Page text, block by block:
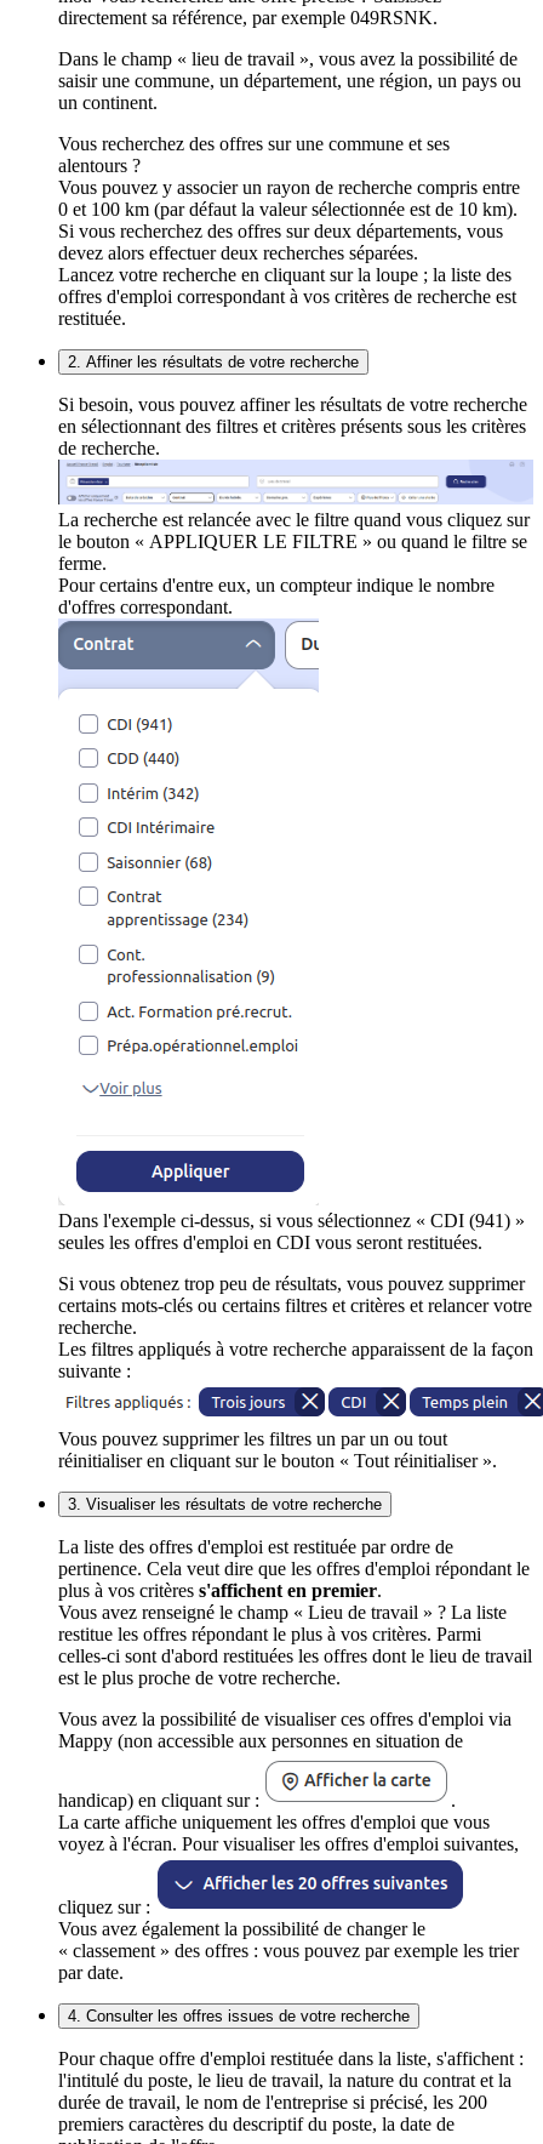
directement sa référence, par exemple 049RSNK.
Dans le champ « lieu de travail », vous avez la possibilité de
saisir une commune, un département, une région, un pays ou
un continent.
Vous recherchez des offres sur une commune et ses
alentours ?
Vous pouvez y associer un rayon de recherche compris entre
0 et 100 km (par défaut la valeur sélectionnée est de 10 km).
Si vous recherchez des offres sur deux départements, vous
devez alors effectuer deux recherches séparées.
Lancez votre recherche en cliquant sur la loupe ; la liste des
offres d'emploi correspondant à vos critères de recherche est
restituée.
2. Affiner les résultats de votre recherche
Si besoin, vous pouvez affiner les résultats de votre recherche
en sélectionnant des filtres et critères présents sous les critères
de recherche.
La recherche est relancée avec le filtre quand vous cliquez sur
le bouton « APPLIQUER LE FILTRE » ou quand le filtre se
ferme.
Pour certains d'entre eux, un compteur indique le nombre
d'offres correspondant.
Dans l'exemple ci-dessus, si vous sélectionnez « CDI (941) »
seules les offres d'emploi en CDI vous seront restituées.
Si vous obtenez trop peu de résultats, vous pouvez supprimer
certains mots-clés ou certains filtres et critères et relancer votre
recherche.
Les filtres appliqués à votre recherche apparaissent de la façon
suivante :
Vous pouvez supprimer les filtres un par un ou tout
réinitialiser en cliquant sur le bouton « Tout réinitialiser ».
3. Visualiser les résultats de votre recherche
La liste des offres d'emploi est restituée par ordre de
pertinence. Cela veut dire que les offres d'emploi répondant le
plus à vos critères s'affichent en premier.
Vous avez renseigné le champ « Lieu de travail » ? La liste
restitue les offres répondant le plus à vos critères. Parmi
celles-ci sont d'abord restituées les offres dont le lieu de travail
est le plus proche de votre recherche.
Vous avez la possibilité de visualiser ces offres d'emploi via
Mappy (non accessible aux personnes en situation de
handicap) en cliquant sur :
.
La carte affiche uniquement les offres d'emploi que vous
voyez à l'écran. Pour visualiser les offres d'emploi suivantes,
cliquez sur :
Vous avez également la possibilité de changer le
« classement » des offres : vous pouvez par exemple les trier
par date.
4. Consulter les offres issues de votre recherche
Pour chaque offre d'emploi restituée dans la liste, s'affichent :
l'intitulé du poste, le lieu de travail, la nature du contrat et la
durée de travail, le nom de l'entreprise si précisé, les 200
premiers caractères du descriptif du poste, la date de